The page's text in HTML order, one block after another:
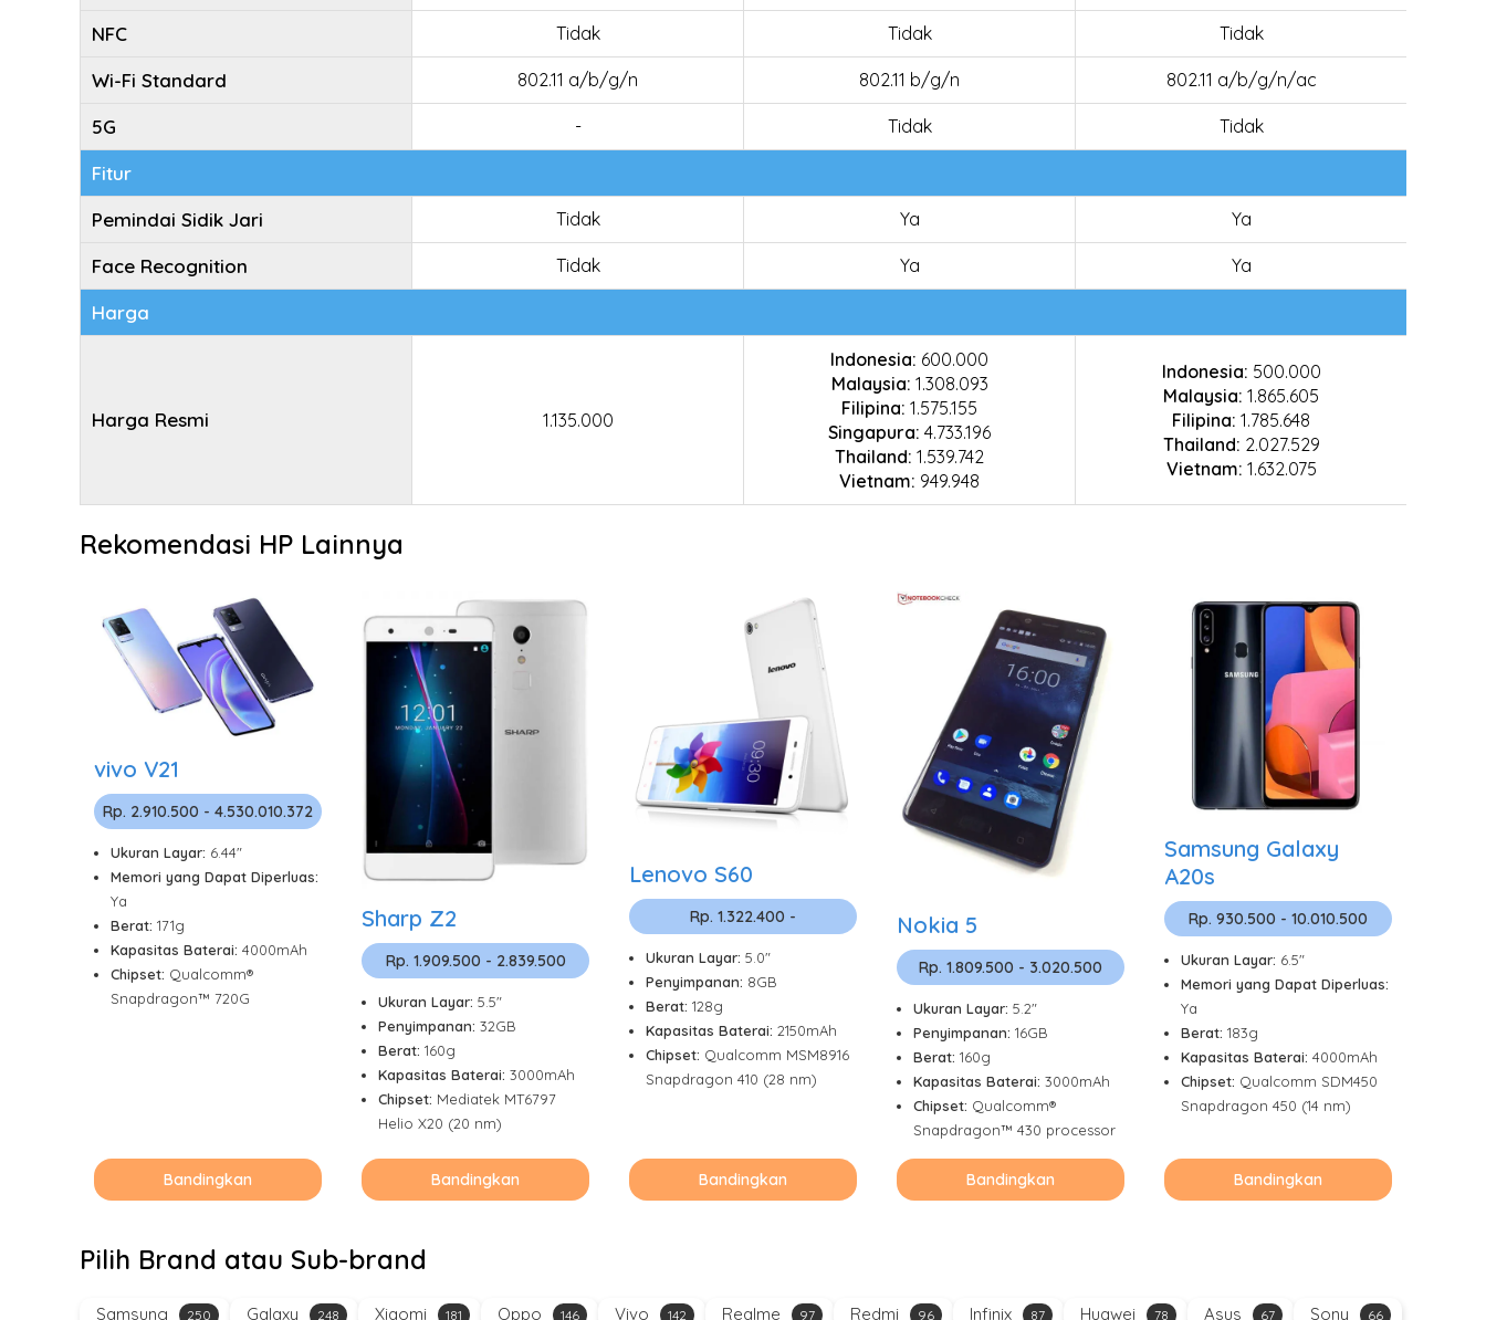
NFC Tidak Tidak Tidak
Wi-Fi Standard 802.11 a/b/g/n 802.11 b/g/n 802.11 a/b/g/n/ac
5G - Tidak Tidak
Fitur
Pemindai Sidik Jari
Tidak Ya Ya
Face Recognition Tidak Ya Ya
Harga
Harga Resmi 1.135.000
Indonesia: 600.000
Malaysia: 1.308.093
Filipina: 1.575.155
Singapura: 4.733.196
Thailand: 1.539.742
Vietnam: 949.948
Indonesia: 500.000
Malaysia: 1.865.605
Filipina: 1.785.648
Thailand: 2.027.529
Vietnam: 1.632.075
Rekomendasi HP Lainnya
vivo V21
Rp. 2.910.500 - 4.530.010.372
Ukuran Layar: 6.44"
Memori yang Dapat Diperluas:
Ya
Berat: 171g
Kapasitas Baterai: 4000mAh
Chipset: Qualcomm®
Snapdragon™ 720G
Bandingkan
Sharp Z2
Rp. 1.909.500 - 2.839.500
Ukuran Layar: 5.5"
Penyimpanan: 32GB
Berat: 160g
Kapasitas Baterai: 3000mAh
Chipset: Mediatek MT6797
Helio X20 (20 nm)
Bandingkan
Lenovo S60
Rp. 1.322.400 -
Ukuran Layar: 5.0"
Penyimpanan: 8GB
Berat: 128g
Kapasitas Baterai: 2150mAh
Chipset: Qualcomm MSM8916
Snapdragon 410 (28 nm)
Bandingkan
Nokia 5
Rp. 1.809.500 - 3.020.500
Ukuran Layar: 5.2"
Penyimpanan: 16GB
Berat: 160g
Kapasitas Baterai: 3000mAh
Chipset: Qualcomm®
Snapdragon™ 430 processor
Bandingkan
Samsung Galaxy
A20s
Rp. 930.500 - 10.010.500
Ukuran Layar: 6.5"
Memori yang Dapat Diperluas:
Ya
Berat: 183g
Kapasitas Baterai: 4000mAh
Chipset: Qualcomm SDM450
Snapdragon 450 (14 nm)
Bandingkan
Pilih Brand atau Sub-brand
Samsung 250 Galaxy 248 Xiaomi 181 Oppo 146 Vivo 142 Realme 97 Redmi 96 Infinix 87 Huawei 78 Asus 67 Sony 66